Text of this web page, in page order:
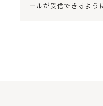
ールが受信できるよう